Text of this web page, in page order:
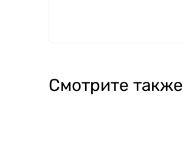
Смотрите также